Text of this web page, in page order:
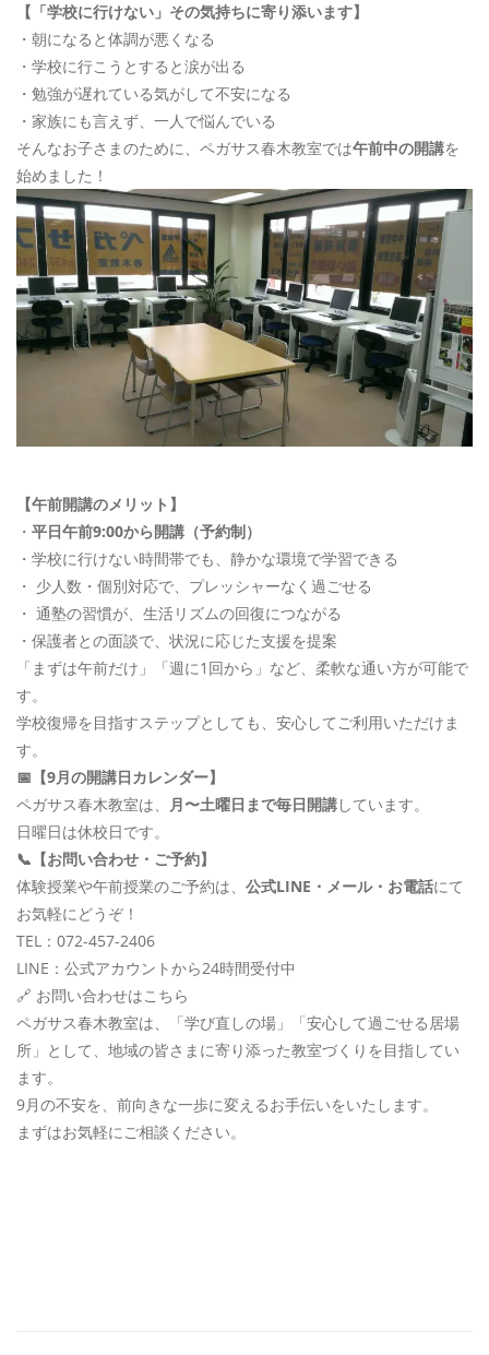
お電話でのお問い合わせ
072-457-2406
HPでのお問い合わせ
【「学校に行けない」その気持ちに寄り添います】
・朝になると体調が悪くなる
・学校に行こうとすると涙が出る
・勉強が遅れている気がして不安になる
・家族にも言えず、一人で悩んでいる
そんなお子さまのために、ペガサス春木教室では午前中の開講を
始めました！
【午前開講のメリット】
・ 平日午前9:00から開講（予約制）
・学校に行けない時間帯でも、静かな環境で学習できる
・ 少人数・個別対応で、プレッシャーなく過ごせる
・ 通塾の習慣が、生活リズムの回復につながる
・保護者との面談で、状況に応じた支援を提案
「まずは午前だけ」「週に1回から」など、柔軟な通い方が可能で
す。
学校復帰を目指すステップとしても、安心してご利用いただけま
す。
📅 【9月の開講日カレンダー】
ペガサス春木教室は、
月〜土曜日まで毎日開講しています。
日曜日は休校日です。
📞 【お問い合わせ・ご予約】
体験授業や午前授業のご予約は、 公式LINE・メール・お電話にて
お気軽にどうぞ！
TEL：072-457-2406
LINE：公式アカウントから24時間受付中
🔗 お問い合わせはこちら
ペガサス春木教室は、「学び直しの場」「安心して過ごせる居場
所」として、地域の皆さまに寄り添った教室づくりを目指してい
ます。
9月の不安を、前向きな一歩に変えるお手伝いをいたします。
まずはお気軽にご相談ください。